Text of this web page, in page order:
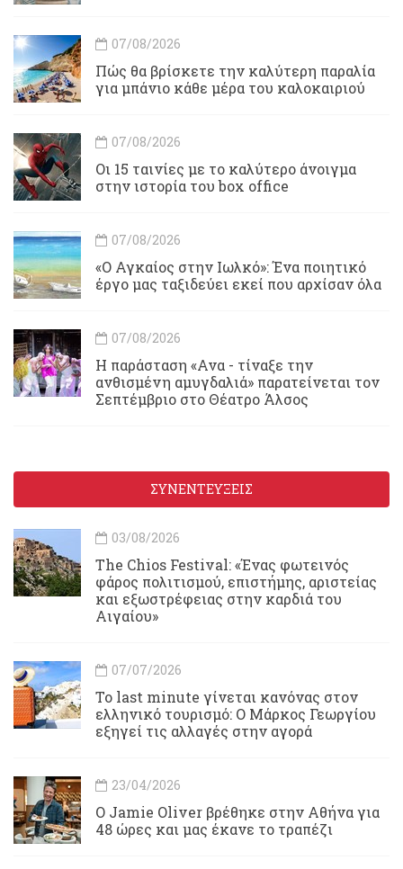
07/08/2026
Πώς θα βρίσκετε την καλύτερη παραλία
για μπάνιο κάθε μέρα του καλοκαιριού
07/08/2026
Οι 15 ταινίες με το καλύτερο άνοιγμα
στην ιστορία του box office
07/08/2026
«Ο Αγκαίος στην Ιωλκό»: Ένα ποιητικό
έργο μας ταξιδεύει εκεί που αρχίσαν όλα
07/08/2026
Η παράσταση «Ανα - τίναξε την
ανθισμένη αμυγδαλιά» παρατείνεται τον
Σεπτέμβριο στο Θέατρο Άλσος
ΣΥΝΕΝΤΕΥΞΕΙΣ
03/08/2026
Τhe Chios Festival: «Ένας φωτεινός
φάρος πολιτισμού, επιστήμης, αριστείας
και εξωστρέφειας στην καρδιά του
Αιγαίου»
07/07/2026
Το last minute γίνεται κανόνας στον
ελληνικό τουρισμό: Ο Μάρκος Γεωργίου
εξηγεί τις αλλαγές στην αγορά
23/04/2026
Ο Jamie Oliver βρέθηκε στην Αθήνα για
48 ώρες και μας έκανε το τραπέζι